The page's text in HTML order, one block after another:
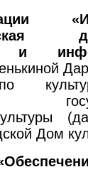
и
Дом